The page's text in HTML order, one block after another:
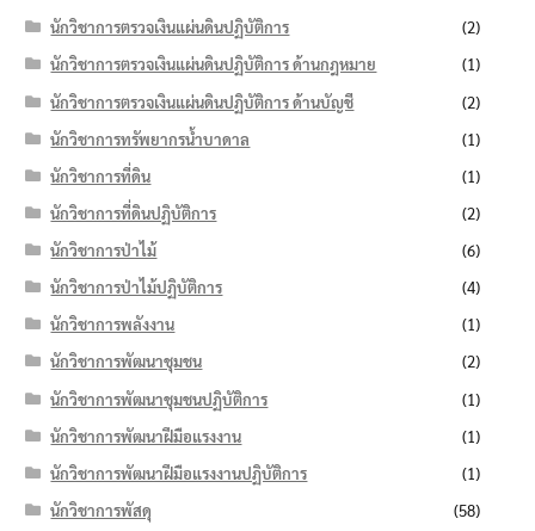
นักวิชาการตรวจเงินแผ่นดินปฏิบัติการ
(2)
นักวิชาการตรวจเงินแผ่นดินปฏิบัติการ ด้านกฎหมาย
(1)
นักวิชาการตรวจเงินแผ่นดินปฏิบัติการ ด้านบัญชี
(2)
นักวิชาการทรัพยากรน้ำบาดาล
(1)
นักวิชาการที่ดิน
(1)
นักวิชาการที่ดินปฏิบัติการ
(2)
นักวิชาการป่าไม้
(6)
นักวิชาการป่าไม้ปฏิบัติการ
(4)
นักวิชาการพลังงาน
(1)
นักวิชาการพัฒนาชุมชน
(2)
นักวิชาการพัฒนาชุมชนปฏิบัติการ
(1)
นักวิชาการพัฒนาฝีมือแรงงาน
(1)
นักวิชาการพัฒนาฝีมือแรงงานปฏิบัติการ
(1)
นักวิชาการพัสดุ
(58)